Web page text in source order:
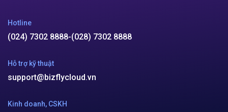
Hotline
(024) 7302 8888-(028) 7302 8888
Hỗ trợ kỹ thuật
support@bizflycloud.vn
Kinh doanh, CSKH